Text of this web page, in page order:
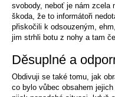
svobody, neboť je nám zcela
škoda, že to informátoři
přiskočili k odsouzeným,
jim strhli botu z nohy a tam
Děsuplné a
Obdivuji se také tomu, jak
co bylo vůbec obsahem